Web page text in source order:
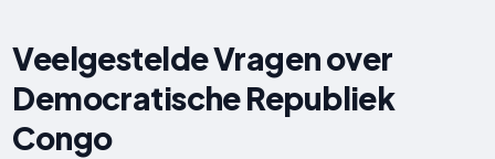
Veelgestelde Vragen over
Democratische Republiek
Congo